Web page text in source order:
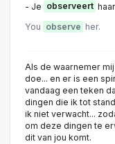
- Je observeert
You observe her.
Als de waarnemer
doe... en er is een
vandaag een teken
dingen die ik tot
ik niet verwacht...
om deze dingen te
dit van jou komt.